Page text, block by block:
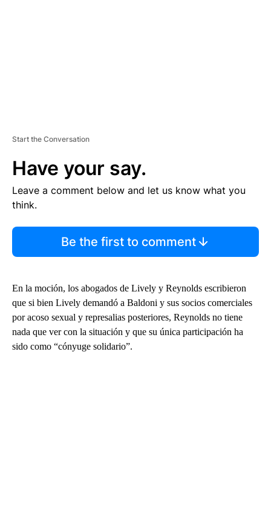
Start the Conversation
Have your say.
Leave a comment below and let us know what you
think.
Be the first to comment
En la moción, los abogados de Lively y Reynolds escribieron
que si bien Lively demandó a Baldoni y sus socios comerciales
por acoso sexual y represalias posteriores, Reynolds no tiene
nada que ver con la situación y que su única participación ha
sido como “cónyuge solidario”.